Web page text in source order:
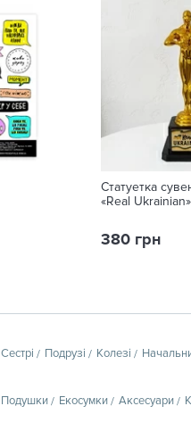
Статуетка
«Real Ukrainian»
380 грн
Сестрі Подрузі Колезі
Подушки Екосумки Аксесуари